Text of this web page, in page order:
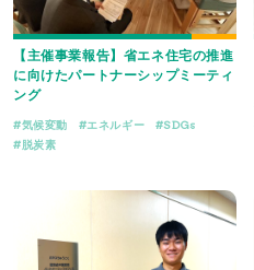
【主催事業報告】省エネ住宅の推進
に向けたパートナーシップミーティ
ング
気候変動 エネルギー
SDGs
脱炭素